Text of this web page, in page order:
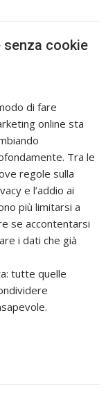
senza cookie
di fare
online sta
Tra le
regole sulla
e l’addio ai
più limitarsi a
se accontentarsi
i dati che già
tutte quelle